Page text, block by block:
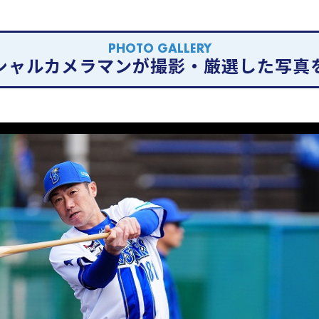
PHOTO GALLERY
ャルカメラマンが撮影・厳選した写真